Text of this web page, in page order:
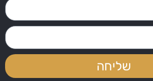
שליחה